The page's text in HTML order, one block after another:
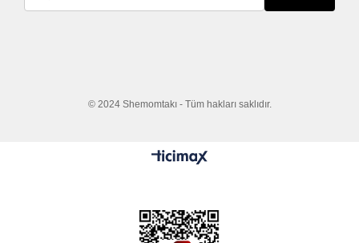
© 2024 Shemomtakı - Tüm hakları saklıdır.